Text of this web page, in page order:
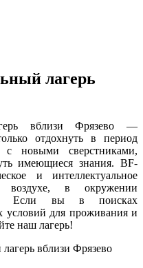
лагерь
вблизи Фрязево —
отдохнуть в период
новыми сверстниками,
имеющиеся знания. BF-
и интеллектуальное
в окружении
Если вы в поисках
условий для проживания и
наш лагерь!